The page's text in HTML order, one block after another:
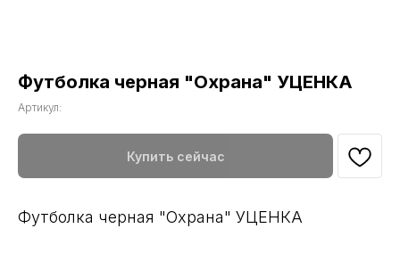
Футболка черная "Охрана" УЦЕНКА
Артикул:
Купить сейчас
Футболка черная "Охрана" УЦЕНКА